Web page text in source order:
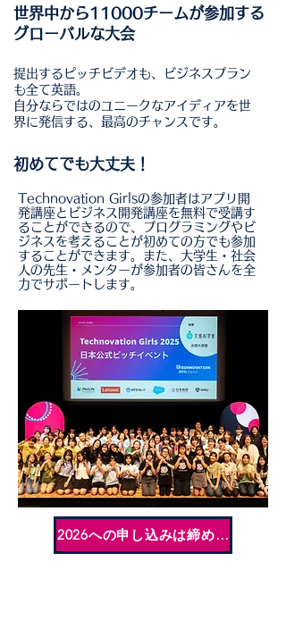
世界中から11000チームが参加する
グローバルな大会
提出するピッチビデオも、ビジネスプラン
も全て英語。
自分ならではのユニークなアイディアを世
界に発信する、最高のチャンスです。
初めてでも大丈夫！
Technovation Girlsの参加者はアプリ開
発講座とビジネス開発講座を​無料で受講す
ることができるので、プログラミングやビ
ジネスを考えることが初めての方でも参加
することができます。また、大学生・社会
人の先生・メンターが参加者の皆さんを全
力でサポートします。
2026への申し込みは締め切りました